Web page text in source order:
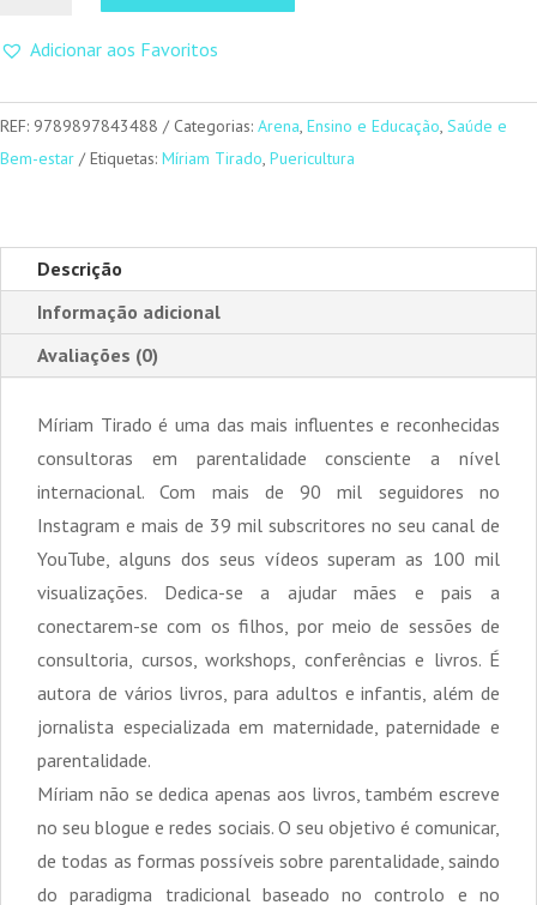
Adicionar aos Favoritos
REF: 9789897843488 Categorias: Arena, Ensino e Educação, Saúde e
Bem-estar
Etiquetas: Míriam Tirado, Puericultura
Descrição
Informação adicional
Avaliações (0)
Míriam Tirado é uma das mais influentes e reconhecidas
consultoras em parentalidade consciente a nível
internacional. Com mais de 90 mil seguidores no
Instagram e mais de 39 mil subscritores no seu canal de
YouTube, alguns dos seus vídeos superam as 100 mil
visualizações. Dedica-se a ajudar mães e pais a
conectarem-se com os filhos, por meio de sessões de
consultoria, cursos, workshops, conferências e livros. É
autora de vários livros, para adultos e infantis, além de
jornalista especializada em maternidade, paternidade e
parentalidade.
Míriam não se dedica apenas aos livros, também escreve
no seu blogue e redes sociais. O seu objetivo é comunicar,
de todas as formas possíveis sobre parentalidade, saindo
do paradigma tradicional baseado no controlo e no